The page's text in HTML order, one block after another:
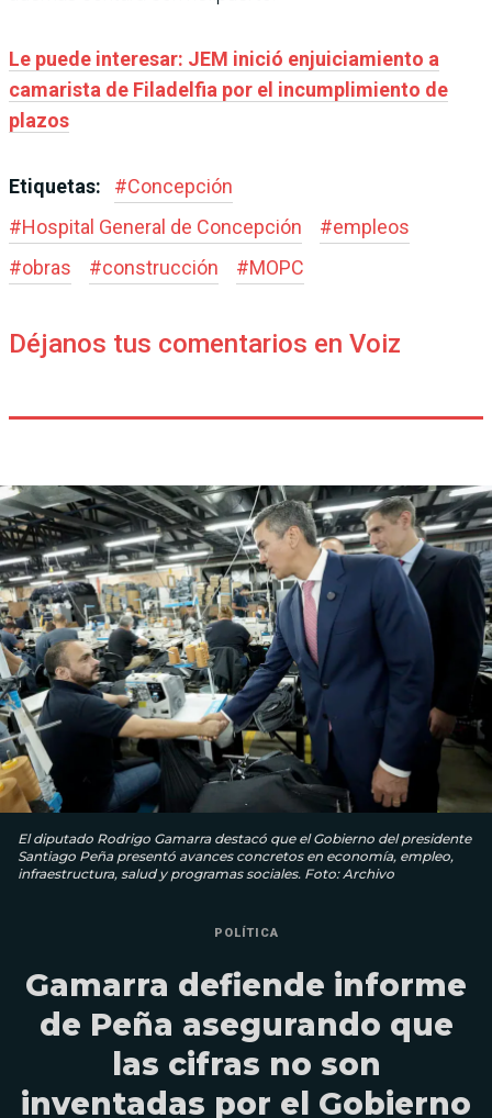
Le puede interesar: JEM inició enjuiciamiento a
camarista de Filadelfia por el incumplimiento de
plazos
Etiquetas: #Concepción
#Hospital General de Concepción #empleos
#obras #construcción #MOPC
Déjanos tus comentarios en Voiz
El diputado Rodrigo Gamarra destacó que el Gobierno del presidente
Santiago Peña presentó avances concretos en economía, empleo,
infraestructura, salud y programas sociales. Foto: Archivo
POLÍTICA
Gamarra defiende informe
de Peña asegurando que
las cifras no son
inventadas por el Gobierno